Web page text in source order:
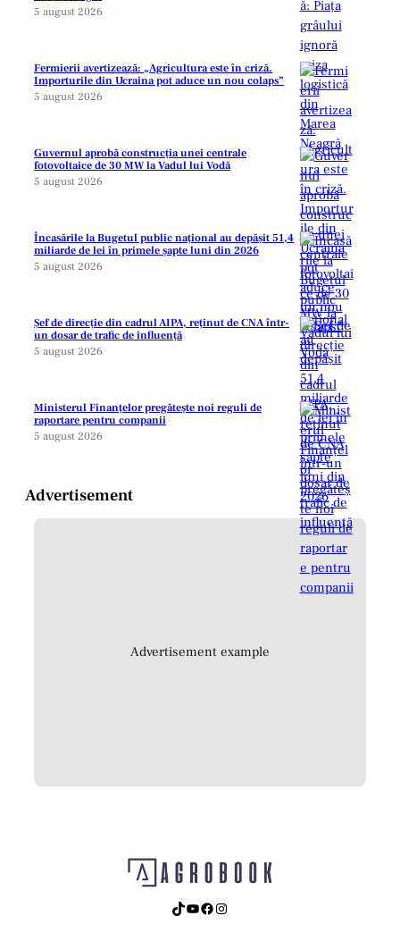
5 august 2026
Fermierii avertizează: „Agricultura este în criză.
Importurile din Ucraina pot aduce un nou colaps”
5 august 2026
Guvernul aprobă construcția unei centrale
fotovoltaice de 30 MW la Vadul lui Vodă
5 august 2026
Încasările la Bugetul public național au depășit 51,4
miliarde de lei în primele șapte luni din 2026
5 august 2026
Șef de direcție din cadrul AIPA, reținut de CNA într-
un dosar de trafic de influență
5 august 2026
Ministerul Finanțelor pregătește noi reguli de
raportare pentru companii
5 august 2026
Advertisement
Advertisement example
TikTok YouTube Facebook Instagram